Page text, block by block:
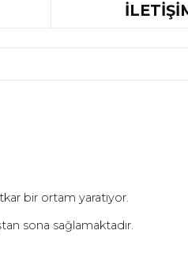
bir ortam yaratıyor.
sona sağlamaktadır.